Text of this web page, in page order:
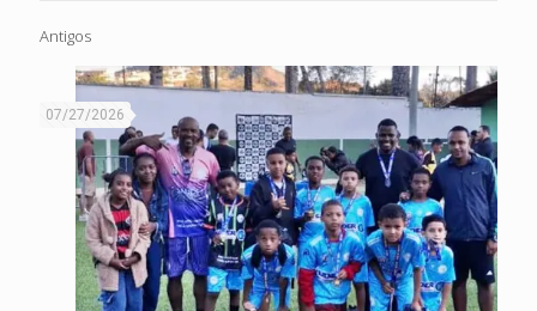
Antigos
07/27/2026